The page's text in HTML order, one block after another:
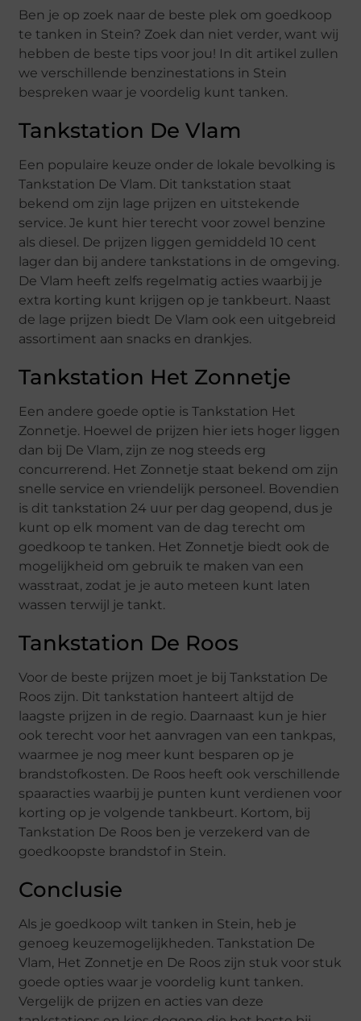
Ben je op zoek naar de beste plek om goedkoop
te tanken in Stein? Zoek dan niet verder, want wij
hebben de beste tips voor jou! In dit artikel zullen
we verschillende benzinestations in Stein
bespreken waar je voordelig kunt tanken.
Tankstation De Vlam
Een populaire keuze onder de lokale bevolking is
Tankstation De Vlam. Dit tankstation staat
bekend om zijn lage prijzen en uitstekende
service. Je kunt hier terecht voor zowel benzine
als diesel. De prijzen liggen gemiddeld 10 cent
lager dan bij andere tankstations in de omgeving.
De Vlam heeft zelfs regelmatig acties waarbij je
extra korting kunt krijgen op je tankbeurt. Naast
de lage prijzen biedt De Vlam ook een uitgebreid
assortiment aan snacks en drankjes.
Tankstation Het Zonnetje
Een andere goede optie is Tankstation Het
Zonnetje. Hoewel de prijzen hier iets hoger liggen
dan bij De Vlam, zijn ze nog steeds erg
concurrerend. Het Zonnetje staat bekend om zijn
snelle service en vriendelijk personeel. Bovendien
is dit tankstation 24 uur per dag geopend, dus je
kunt op elk moment van de dag terecht om
goedkoop te tanken. Het Zonnetje biedt ook de
mogelijkheid om gebruik te maken van een
wasstraat, zodat je je auto meteen kunt laten
wassen terwijl je tankt.
Tankstation De Roos
Voor de beste prijzen moet je bij Tankstation De
Roos zijn. Dit tankstation hanteert altijd de
laagste prijzen in de regio. Daarnaast kun je hier
ook terecht voor het aanvragen van een tankpas,
waarmee je nog meer kunt besparen op je
brandstofkosten. De Roos heeft ook verschillende
spaaracties waarbij je punten kunt verdienen voor
korting op je volgende tankbeurt. Kortom, bij
Tankstation De Roos ben je verzekerd van de
goedkoopste brandstof in Stein.
Conclusie
Als je goedkoop wilt tanken in Stein, heb je
genoeg keuzemogelijkheden. Tankstation De
Vlam, Het Zonnetje en De Roos zijn stuk voor stuk
goede opties waar je voordelig kunt tanken.
Vergelijk de prijzen en acties van deze